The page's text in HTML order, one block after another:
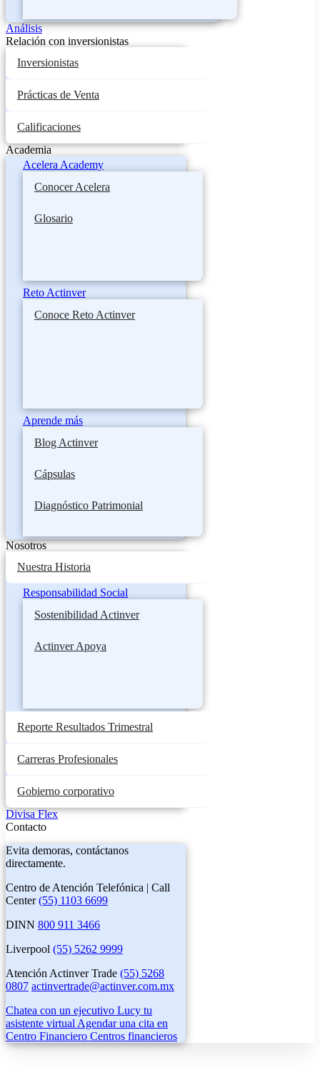
Análisis
Relación con inversionistas
Inversionistas
Prácticas de Venta
Calificaciones
Academia
Acelera Academy
Conocer Acelera
Glosario
Reto Actinver
Conoce Reto Actinver
Aprende más
Blog Actinver
Cápsulas
Diagnóstico Patrimonial
Nosotros
Nuestra Historia
Responsabilidad Social
Sostenibilidad Actinver
Actinver Apoya
Reporte Resultados Trimestral
Carreras Profesionales
Gobierno corporativo
Divisa Flex
Contacto
Evita demoras, contáctanos
directamente.
Centro de Atención Telefónica | Call
Center(55) 1103 6699
DINN 800 911 3466
Liverpool (55) 5262 9999
Atención Actinver Trade (55) 5268
0807 actinvertrade@actinver.com.mx
Chatea con un ejecutivo Lucy tu
asistente virtual Agendar una cita en
Centro Financiero Centros financieros